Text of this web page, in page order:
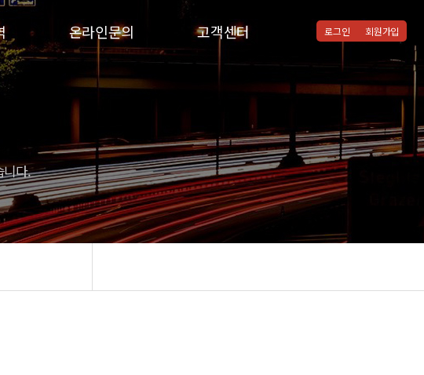
온라인문의
온라인문의
고객센터
통합검색
자주하시는질문
협력병원
자유게시판
로그인 회원가입
니다.